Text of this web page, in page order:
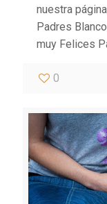
nuestra
Padres
muy Felices
0